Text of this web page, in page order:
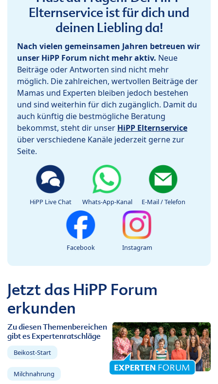
Elternservice ist für dich und
deinen Liebling da!
Nach vielen gemeinsamen Jahren betreuen wir
unser HiPP Forum nicht mehr aktiv. Neue
Beiträge oder Antworten sind nicht mehr
möglich. Die zahlreichen, wertvollen Beiträge der
Mamas und Experten bleiben jedoch bestehen
und sind weiterhin für dich zugänglich. Damit du
auch künftig die bestmögliche Beratung
bekommst, steht dir unser HiPP Elternservice
über verschiedene Kanäle jederzeit gerne zur
Seite.
HiPP Live Chat Whats-App-Kanal E-Mail / Telefon
Facebook Instagram
Jetzt das HiPP Forum
erkunden
Zu diesen Themenbereichen
gibt es Expertenratschläge
Beikost-Start
Milchnahrung